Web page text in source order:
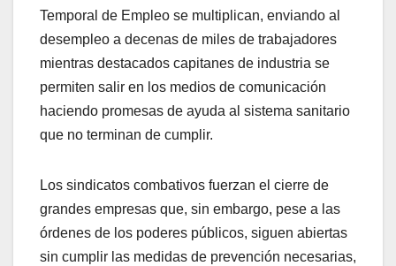
Temporal de Empleo se multiplican, enviando al
desempleo a decenas de miles de trabajadores
mientras destacados capitanes de industria se
permiten salir en los medios de comunicación
haciendo promesas de ayuda al sistema sanitario
que no terminan de cumplir.
Los sindicatos combativos fuerzan el cierre de
grandes empresas que, sin embargo, pese a las
órdenes de los poderes públicos, siguen abiertas
sin cumplir las medidas de prevención necesarias,